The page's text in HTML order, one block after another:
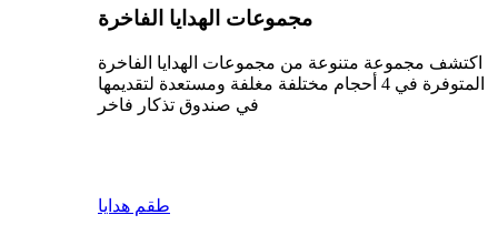
مجموعات الهدايا الفاخرة
اكتشف مجموعة متنوعة من مجموعات الهدايا الفاخرة
المتوفرة في 4 أحجام مختلفة مغلفة ومستعدة لتقديمها
في صندوق تذكار فاخر
طقم هدايا